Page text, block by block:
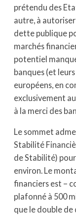
prétendu des
autre, à
dette publique
marchés
potentiel
banques (et
européens, en
exclusivement
à la merci des
Le sommet
Stabilité
de Stabilité)
environ. Le
financiers est –
plafonné à 500
que le double de